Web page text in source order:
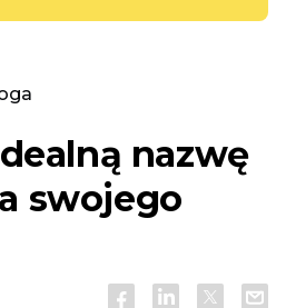
nazwę
swojego